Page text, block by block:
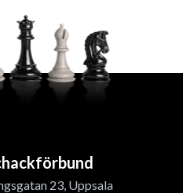
23, Uppsala